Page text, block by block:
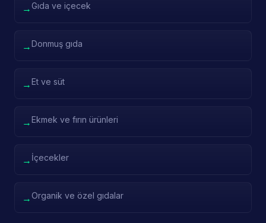
→Gıda ve içecek
→Donmuş gıda
→Et ve süt
→Ekmek ve fırın ürünleri
→ İçecekler
→Organik ve özel gıdalar